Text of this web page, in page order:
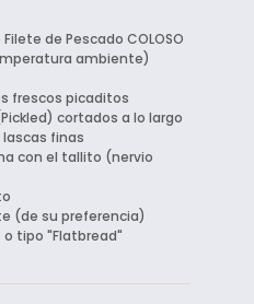
de Pescado COLOSO
ambiente)
frescos picaditos
cortados a lo largo
finas
con el tallito (nervio
(de su preferencia)
o tipo "Flatbread"